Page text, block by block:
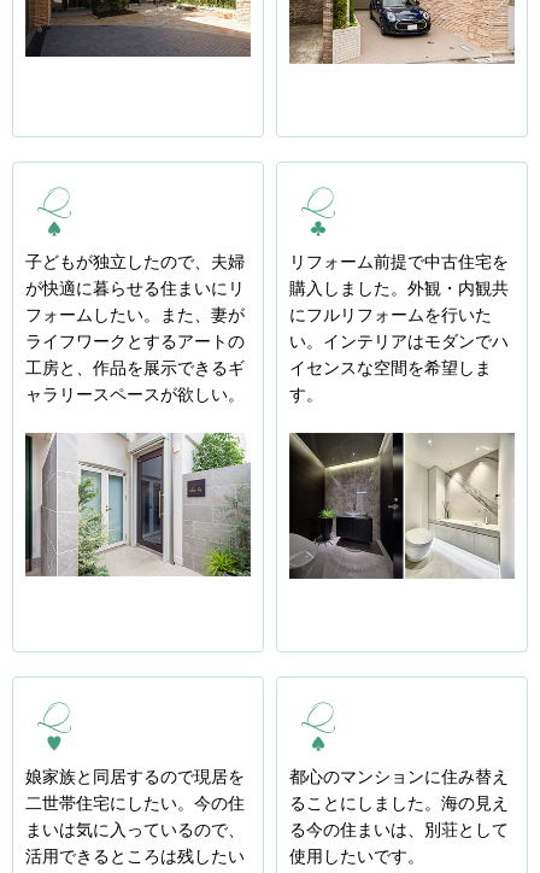
子どもが独立したので、夫婦
が快適に暮らせる住まいにリ
フォームしたい。また、妻が
ライフワークとするアートの
工房と、作品を展示できるギ
ャラリースペースが欲しい。
リフォーム前提で中古住宅を
購入しました。外観・内観共
にフルリフォームを行いた
い。インテリアはモダンでハ
イセンスな空間を希望しま
す。
娘家族と同居するので現居を
二世帯住宅にしたい。今の住
まいは気に入っているので、
活用できるところは残したい
都心のマンションに住み替え
ることにしました。海の見え
る今の住まいは、別荘として
使用したいです。